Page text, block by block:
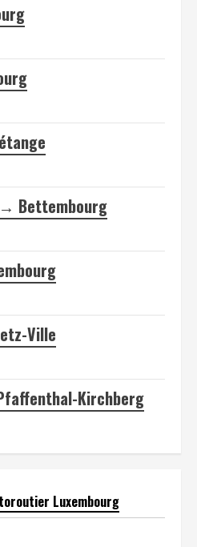
Bettembourg
Ville
Kirchberg
Luxembourg